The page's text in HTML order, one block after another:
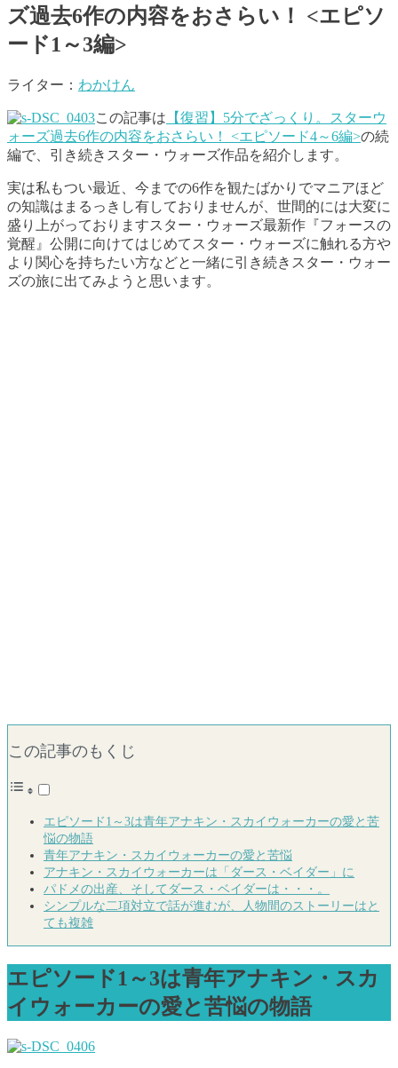
ズ過去6作の内容をおさらい！ <エピソ
ード1～3編>
ライター： わかけん
この記事は 【復習】5分でざっくり。スターウ
ォーズ過去6作の内容をおさらい！ <エピソード4～6編>の続
編で、引き続きスター・ウォーズ作品を紹介します。
実は私もつい最近、今までの6作を観たばかりでマニアほど
の知識はまるっきし有しておりませんが、世間的には大変に
盛り上がっておりますスター・ウォーズ最新作『フォースの
覚醒』公開に向けてはじめてスター・ウォーズに触れる方や
より関心を持ちたい方などと一緒に引き続きスター・ウォー
ズの旅に出てみようと思います。
この記事のもくじ
エピソード1～3は青年アナキン・スカイウォーカーの愛と苦
悩の物語
青年アナキン・スカイウォーカーの愛と苦悩
アナキン・スカイウォーカーは「ダース・ベイダー」に
パドメの出産、そしてダース・ベイダーは・・・。
シンプルな二項対立で話が進むが、人物間のストーリーはと
ても複雑
エピソード1～3は青年アナキン・スカ
イウォーカーの愛と苦悩の物語